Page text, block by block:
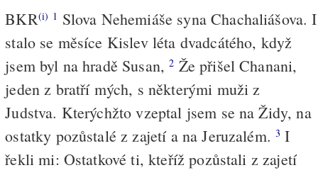
BKR(i) 1 Slova Nehemiáše syna Chachaliášova. I
stalo se měsíce Kislev léta dvadcátého, když
jsem byl na hradě Susan,2 Že přišel Chanani,
jeden z bratří mých, s některými muži z
Judstva. Kterýchžto vzeptal jsem se na Židy, na
ostatky pozůstalé z zajetí a na Jeruzalém.3 I
řekli mi: Ostatkové ti, kteříž pozůstali z zajetí